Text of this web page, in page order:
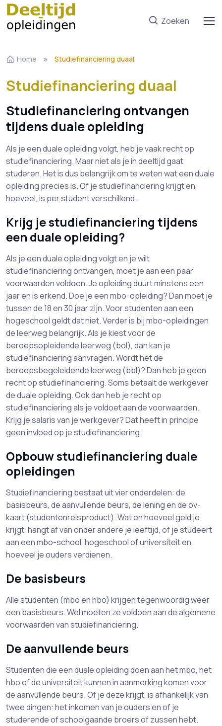
Zoeken
Home Studiefinanciering duaal
Studiefinanciering duaal
Studiefinanciering ontvangen
tijdens duale opleiding
Als je een duale opleiding volgt, heb je vaak recht op
studiefinanciering. Maar niet als je in deeltijd gaat
studeren. Het is dus belangrijk om te weten wat een duale
opleiding precies is. Of je studiefinanciering krijgt en
hoeveel, is per student verschillend.
Krijg je studiefinanciering tijdens
een duale opleiding?
Als je een duale opleiding volgt en je wilt
studiefinanciering ontvangen, moet je aan een paar
voorwaarden voldoen. Je opleiding duurt minstens een
jaar en is erkend. Doe je een mbo-opleiding? Dan moet je
tussen de 18 en 30 jaar zijn. Voor studenten aan een
hogeschool geldt dat niet. Verder is bij mbo-opleidingen
de leerweg belangrijk. Als je kiest voor de
beroepsopleidende leerweg (bol), dan kan je
studiefinanciering aanvragen. Wordt het de
beroepsbegeleidende leerweg (bbl)? Dan heb je geen
recht op studiefinanciering. Soms betaalt de werkgever
de duale opleiding. Ook dan heb je recht op
studiefinanciering als je voldoet aan de voorwaarden.
Krijg je salaris van je werkgever? Dat heeft in principe
geen invloed op je studiefinanciering.
Opbouw studiefinanciering duale
opleidingen
Studiefinanciering bestaat uit vier onderdelen: de
basisbeurs, de aanvullende beurs, de lening en de ov-
kaart (studentenreisproduct). Wat en hoeveel geld je
krijgt, hangt af van onder andere je leeftijd, of je studeert
aan een mbo-school, hogeschool of universiteit en
hoeveel je ouders verdienen.
De basisbeurs
Alle studenten (mbo en hbo) krijgen tegenwoordig weer
een basisbeurs. Wel moeten ze voldoen aan de algemene
voorwaarden van studiefinanciering.
De aanvullende beurs
Studenten die een duale opleiding doen aan het mbo, het
hbo of de universiteit kunnen in aanmerking komen voor
de aanvullende beurs. Of je deze krijgt, is afhankelijk van
twee dingen: het inkomen van je ouders en of je
studerende of schoolgaande broers of zussen hebt.